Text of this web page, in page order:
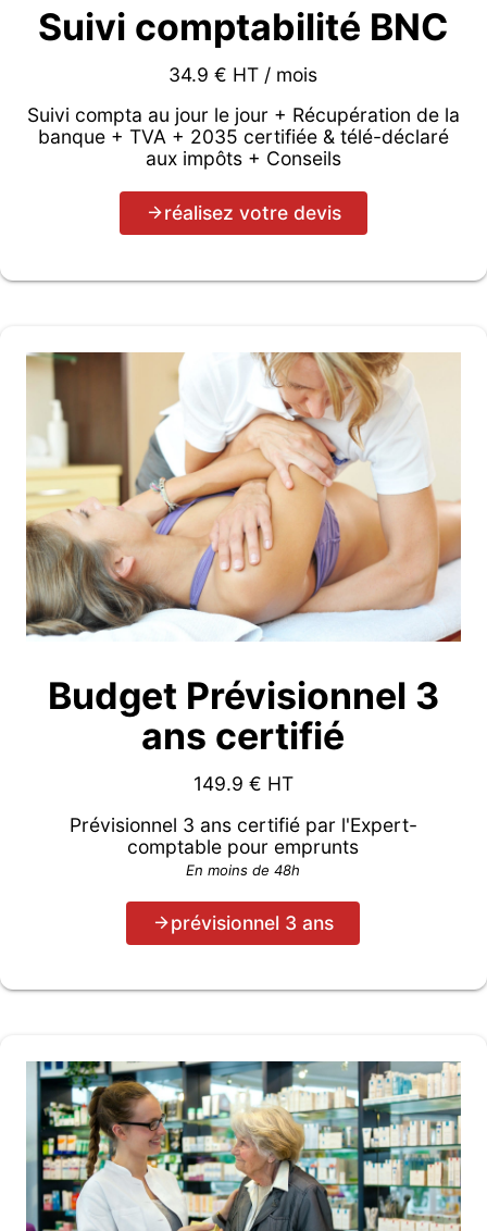
Suivi comptabilité BNC
34.9 € HT / mois
Suivi compta au jour le jour + Récupération de la
banque + TVA + 2035 certifiée & télé-déclaré
aux impôts + Conseils
réalisez votre devis
Budget Prévisionnel 3
ans certifié
149.9 € HT
Prévisionnel 3 ans certifié par l'Expert-
comptable pour emprunts
En moins de 48h
prévisionnel 3 ans